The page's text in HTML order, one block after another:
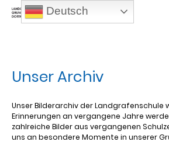
Unser Archiv
Unser Bilderarchiv der Landgrafenschule
Erinnerungen an vergangene Jahre
zahlreiche Bilder aus vergangenen
uns an besondere Momente in unserer
Deutsch